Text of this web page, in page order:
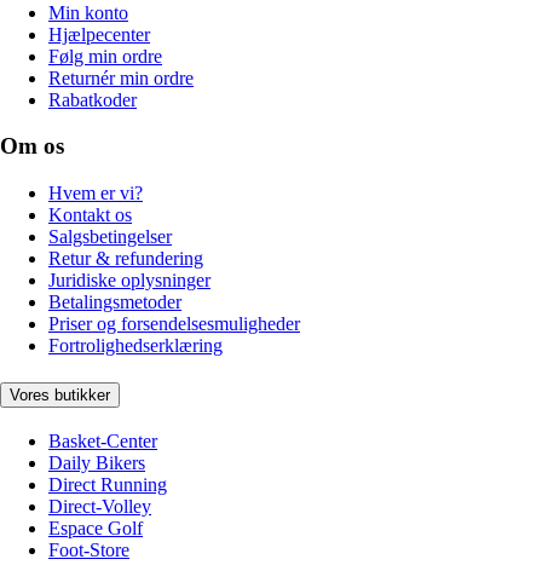
Min konto
Hjælpecenter
Følg min ordre
Returnér min ordre
Rabatkoder
Om os
Hvem er vi?
Kontakt os
Salgsbetingelser
Retur & refundering
Juridiske oplysninger
Betalingsmetoder
Priser og forsendelsesmuligheder
Fortrolighedserklæring
Vores butikker
Basket-Center
Daily Bikers
Direct Running
Direct-Volley
Espace Golf
Foot-Store